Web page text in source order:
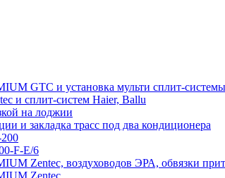
GTC и установка мульти сплит-системы
и сплит-систем Haier, Ballu
на лоджии
и закладка трасс под два кондиционера
F-E/6
Zentec, воздуховодов ЭРА, обвязки
Zentec